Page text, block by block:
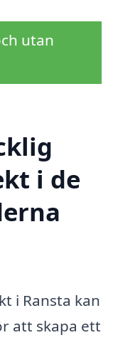
utan
i de
i Ransta kan
att skapa ett